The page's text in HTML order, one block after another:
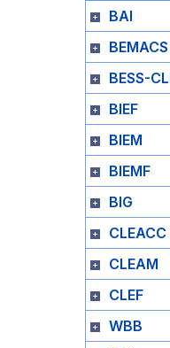
BAI
BEMACS
BESS-
BIEF
BIEM
BIEMF
BIG
CLEACC
CLEAM
CLEF
WBB